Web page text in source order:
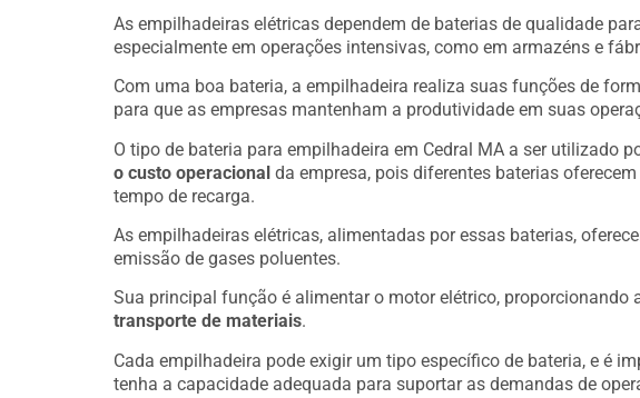
As empilhadeiras elétricas dependem de baterias de qualidade
especialmente em operações intensivas, como em armazéns e
Com uma boa bateria, a empilhadeira realiza suas funções de
para que as empresas mantenham a produtividade em suas
O tipo de bateria para empilhadeira em Cedral MA a ser utilizado
o custo operacional da empresa, pois diferentes baterias
tempo de recarga.
As empilhadeiras elétricas, alimentadas por essas baterias,
emissão de gases poluentes.
Sua principal função é alimentar o motor elétrico, proporcionando
transporte de materiais.
Cada empilhadeira pode exigir um tipo específico de bateria, e é
tenha a capacidade adequada para suportar as demandas de